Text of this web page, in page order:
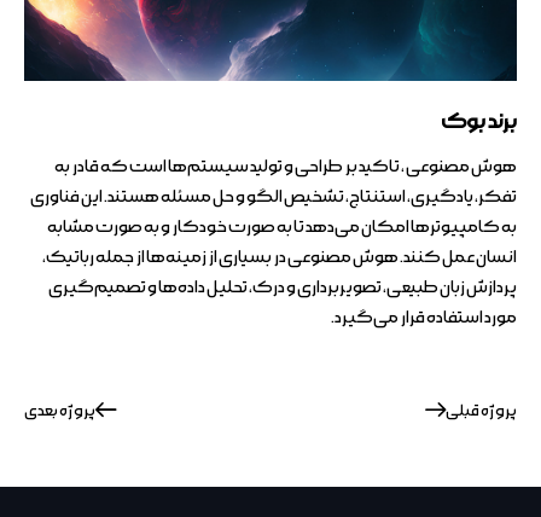
برند بوک
هوش مصنوعی ، تاکید بر طراحی و تولید سیستم‌ها است که قادر به
تفکر، یادگیری، استنتاج، تشخیص الگو و حل مسئله هستند. این فناوری
به کامپیوترها امکان می‌دهد تا به صورت خودکار و به صورت مشابه
انسان عمل کنند. هوش مصنوعی در بسیاری از زمینه‌ها از جمله رباتیک،
پردازش زبان طبیعی، تصویربرداری و درک، تحلیل داده‌ها و تصمیم‌گیری
مورد استفاده قرار می‌گیرد.
پروژه قبلی پروژه بعدی